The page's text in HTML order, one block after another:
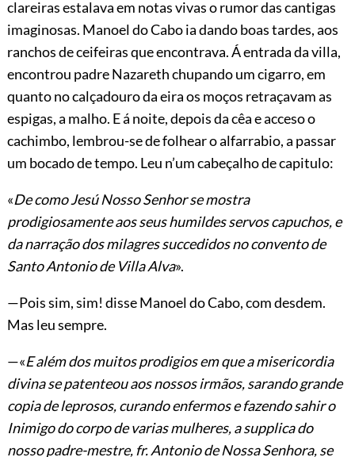
clareiras estalava em notas vivas o rumor das cantigas
imaginosas. Manoel do Cabo ia dando boas tardes, aos
ranchos de ceifeiras que encontrava. Á entrada da villa,
encontrou padre Nazareth chupando um cigarro, em
quanto no calçadouro da eira os moços retraçavam as
espigas, a malho. E á noite, depois da cêa e acceso o
cachimbo, lembrou-se de folhear o alfarrabio, a passar
um bocado de tempo. Leu n’um cabeçalho de capitulo:
«De como Jesú Nosso Senhor se mostra
prodigiosamente aos seus humildes servos capuchos, e
da narração dos milagres succedidos no convento de
Santo Antonio de Villa Alva».
—Pois sim, sim! disse Manoel do Cabo, com desdem.
Mas leu sempre.
—«E além dos muitos prodigios em que a misericordia
divina se patenteou aos nossos irmãos, sarando grande
copia de leprosos, curando enfermos e fazendo sahir o
Inimigo do corpo de varias mulheres, a supplica do
nosso padre-mestre, fr. Antonio de Nossa Senhora, se